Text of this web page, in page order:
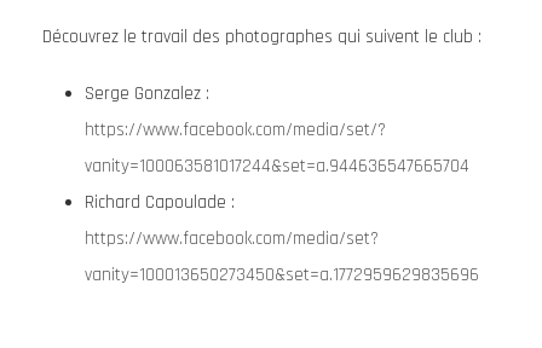
Découvrez le travail des photographes qui suivent le club :
Serge Gonzalez :
https://www.facebook.com/media/set/?
vanity=100063581017244&set=a.944636547665704
Richard Capoulade :
https://www.facebook.com/media/set?
vanity=100013650273450&set=a.1772959629835696